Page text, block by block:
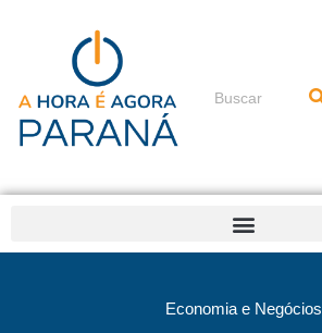
conteúdo
Pesquisar
Economia e Negócios